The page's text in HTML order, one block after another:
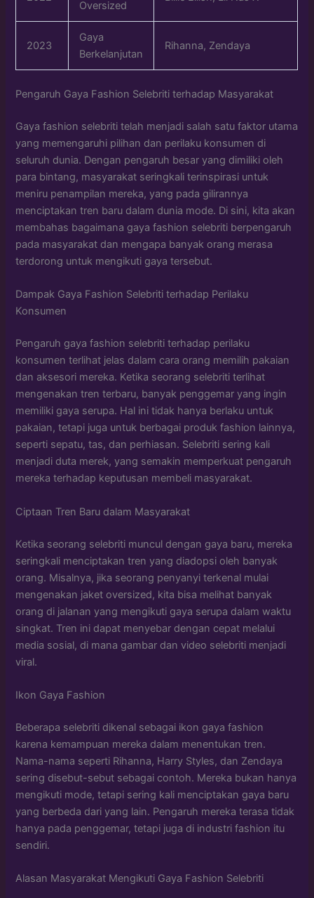
Oversized
2023
Gaya
Berkelanjutan
Rihanna, Zendaya
Pengaruh Gaya Fashion Selebriti terhadap Masyarakat
Gaya fashion selebriti telah menjadi salah satu faktor utama
yang memengaruhi pilihan dan perilaku konsumen di
seluruh dunia. Dengan pengaruh besar yang dimiliki oleh
para bintang, masyarakat seringkali terinspirasi untuk
meniru penampilan mereka, yang pada gilirannya
menciptakan tren baru dalam dunia mode. Di sini, kita akan
membahas bagaimana gaya fashion selebriti berpengaruh
pada masyarakat dan mengapa banyak orang merasa
terdorong untuk mengikuti gaya tersebut.
Dampak Gaya Fashion Selebriti terhadap Perilaku
Konsumen
Pengaruh gaya fashion selebriti terhadap perilaku
konsumen terlihat jelas dalam cara orang memilih pakaian
dan aksesori mereka. Ketika seorang selebriti terlihat
mengenakan tren terbaru, banyak penggemar yang ingin
memiliki gaya serupa. Hal ini tidak hanya berlaku untuk
pakaian, tetapi juga untuk berbagai produk fashion lainnya,
seperti sepatu, tas, dan perhiasan. Selebriti sering kali
menjadi duta merek, yang semakin memperkuat pengaruh
mereka terhadap keputusan membeli masyarakat.
Ciptaan Tren Baru dalam Masyarakat
Ketika seorang selebriti muncul dengan gaya baru, mereka
seringkali menciptakan tren yang diadopsi oleh banyak
orang. Misalnya, jika seorang penyanyi terkenal mulai
mengenakan jaket oversized, kita bisa melihat banyak
orang di jalanan yang mengikuti gaya serupa dalam waktu
singkat. Tren ini dapat menyebar dengan cepat melalui
media sosial, di mana gambar dan video selebriti menjadi
viral.
Ikon Gaya Fashion
Beberapa selebriti dikenal sebagai ikon gaya fashion
karena kemampuan mereka dalam menentukan tren.
Nama-nama seperti Rihanna, Harry Styles, dan Zendaya
sering disebut-sebut sebagai contoh. Mereka bukan hanya
mengikuti mode, tetapi sering kali menciptakan gaya baru
yang berbeda dari yang lain. Pengaruh mereka terasa tidak
hanya pada penggemar, tetapi juga di industri fashion itu
sendiri.
Alasan Masyarakat Mengikuti Gaya Fashion Selebriti